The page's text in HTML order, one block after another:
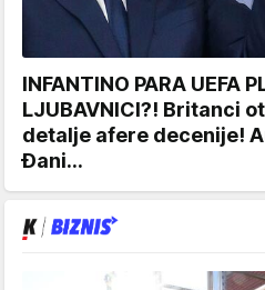
INFANTINO PARA UEFA
LJUBAVNICI?! Britanci
detalje afere decenije!
Đani...